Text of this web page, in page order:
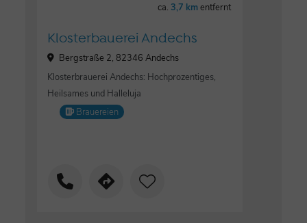
ca. 3,7 kmentfernt
Klosterbauerei Andechs
Bergstraße 2, 82346 Andechs
Klosterbrauerei Andechs: Hochprozentiges,
Heilsames und Halleluja
Brauereien